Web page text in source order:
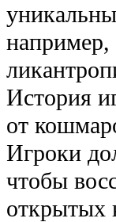
История
от
Игроки
чтобы
открытых